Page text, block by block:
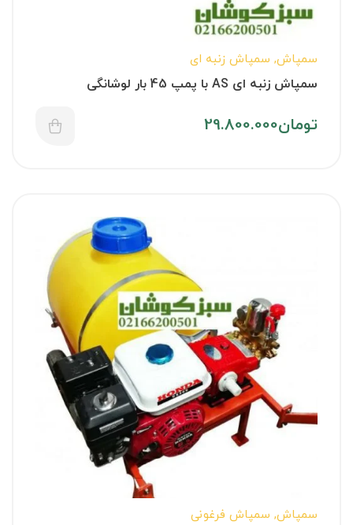
سمپاش, سمپاش زنبه ای
سمپاش زنبه ای AS با پمپ 45 بار لوشانگی
تومان29.800.000
سمپاش, سمپاش فرغونی